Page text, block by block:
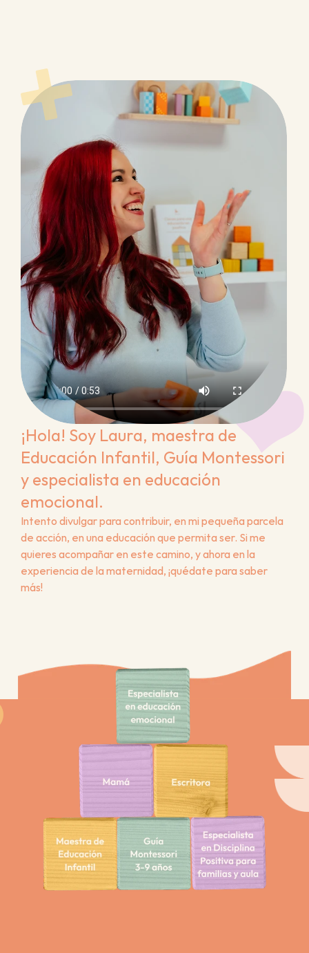
¡Hola! Soy Laura, maestra de
Educación Infantil, Guía Montessori
y especialista en educación
emocional.
Intento divulgar para contribuir, en mi pequeña parcela
de acción, en una educación que permita ser. Si me
quieres acompañar en este camino, y ahora en la
experiencia de la maternidad, ¡quédate para saber
más!